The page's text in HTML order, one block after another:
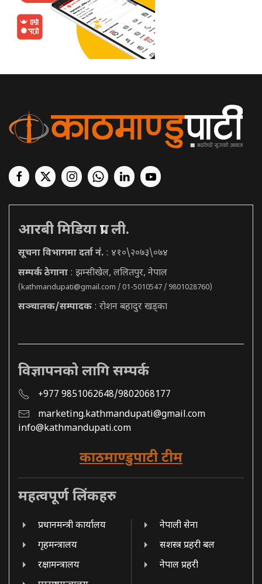
आरबी मिडिया प्रा. ली.
सूचना विभागमा दर्ता नं. : ४१०\२०७३\०७४
सम्पर्क ठेगाना : झम्सीखेल, ललितपुर, नेपाल
(kathmandupati@gmail.com / 01-5010547 / 9801028760)
सञ्चालक/सम्पादक : रोशन बहादुर खड्का
विज्ञापनको लागि सम्पर्क
+977 9851062648/9802068177
marketing.kathmandupati@gmail.com
info@kathmandupati.com
काठमाण्डुपाटी टीम
महत्वपूर्ण लिंकहरु
प्रधानमन्त्री कार्यालय
गृहमन्त्रालय
रक्षामन्त्रालय
नेपाली सेना
सशस्त्र प्रहरी बल
नेपाल प्रहरी